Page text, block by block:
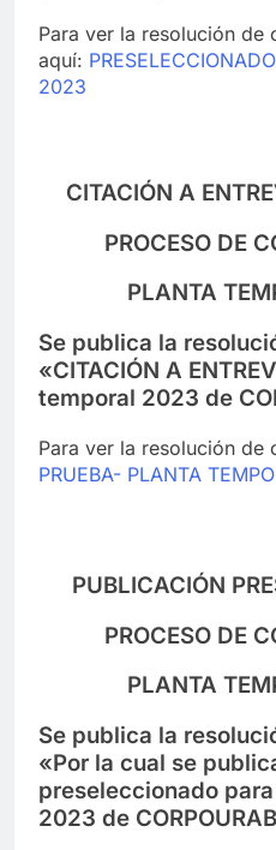
Para ver la resolución de
aquí:
2023
CITACIÓN A
PROCESO DE
PLANTA
Se publica la
«CITACIÓN A
temporal 2023 de
Para ver la resolución de
PRUEBA- PLANTA
PUBLICACIÓN
PROCESO DE
PLANTA
Se publica la
«Por la cual se
preseleccionado
2023 de